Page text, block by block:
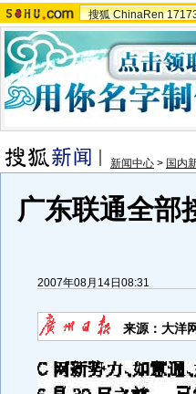
搜狐 ChinaRen
新闻中心 > 国内
广东联通全部
2007年08月14日08:31
来源：大洋